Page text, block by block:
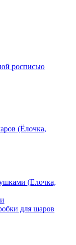
росписью
(Ёлочка,
(Елочка,
для шаров